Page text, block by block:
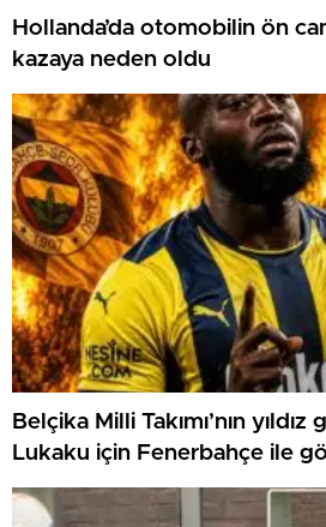
Hollanda’da otomobilin ön
kazaya neden oldu
Belçika Milli Takımı’nın
Lukaku için Fenerbahçe ile